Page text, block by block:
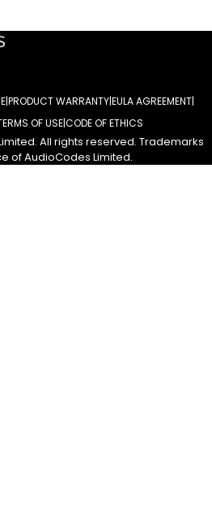
PRODUCT WARRANTY EULA AGREEMENT
OF USE CODE OF ETHICS
All rights reserved. Trademarks
of AudioCodes Limited.